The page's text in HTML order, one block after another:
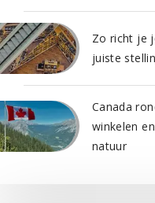
Zo richt je
juiste
Canada
winkelen
natuur